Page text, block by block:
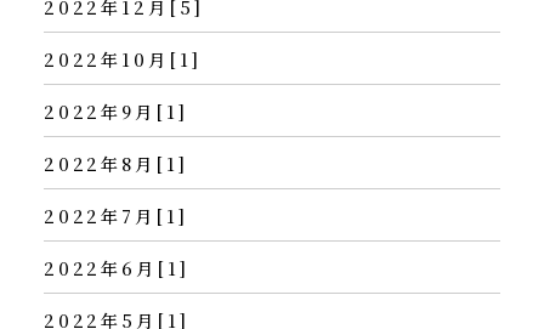
2022年12月[5]
2022年10月[1]
2022年9月[1]
2022年8月[1]
2022年7月[1]
2022年6月[1]
2022年5月[1]